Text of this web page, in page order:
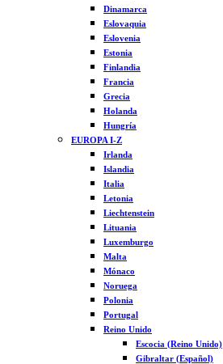
Dinamarca
Eslovaquia
Eslovenia
Estonia
Finlandia
Francia
Grecia
Holanda
Hungría
EUROPA I-Z
Irlanda
Islandia
Italia
Letonia
Liechtenstein
Lituania
Luxemburgo
Malta
Mónaco
Noruega
Polonia
Portugal
Reino Unido
Escocia (Reino Unido)
Gibraltar (Español)